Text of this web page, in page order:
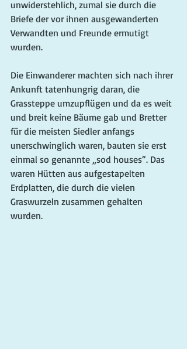
unwiderstehlich, zumal sie durch die
Briefe der vor ihnen ausgewanderten
Verwandten und Freunde ermutigt
wurden.
Die Einwanderer machten sich nach ihrer
Ankunft tatenhungrig daran, die
Grassteppe umzupflügen und da es weit
und breit keine Bäume gab und Bretter
für die meisten Siedler anfangs
unerschwinglich waren, bauten sie erst
einmal so genannte „sod houses“. Das
waren Hütten aus aufgestapelten
Erdplatten, die durch die vielen
Graswurzeln zusammen gehalten
wurden.